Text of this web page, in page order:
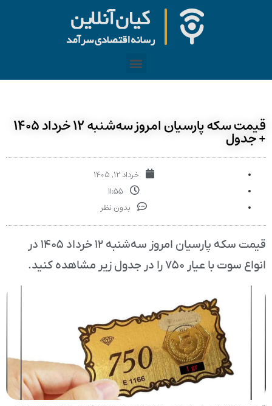
قیمت سکه پارسیان امروز سه‌شنبه ۱۲ خرداد ۱۴۰۵
+ جدول
خرداد ۱۲, ۱۴۰۵
۱۱:۵۵
بدون نظر
قیمت سکه پارسیان امروز سه‌شنبه ۱۲ خرداد ۱۴۰۵ در
انواع سوت با عیار ۷۵۰ را در جدول زیر مشاهده کنید.